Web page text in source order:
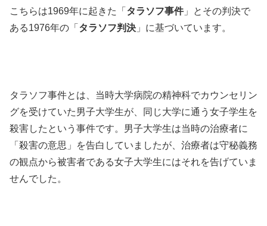
こちらは1969年に起きた「 タラソフ事件」とその判決で
ある1976年の「 タラソフ判決 」に基づいています。
タラソフ事件とは、当時大学病院の精神科でカウンセリン
グを受けていた男子大学生が、同じ大学に通う女子学生を
殺害したという事件です。男子大学生は当時の治療者に
「殺害の意思」を告白していましたが、治療者は守秘義務
の観点から被害者である女子大学生にはそれを告げていま
せんでした。